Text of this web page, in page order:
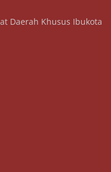
Daerah Khusus Ibukota